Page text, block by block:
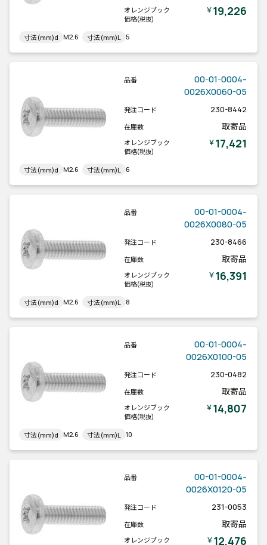
オレンジブック
価格(税抜)
￥19,226
寸法(mm)d M2.6 寸法(mm)L 5
品番
00-01-0004-
0026X0060-05
発注コード 230-8442
在庫数 取寄品
オレンジブック
価格(税抜)
￥17,421
寸法(mm)d M2.6 寸法(mm)L 6
品番
00-01-0004-
0026X0080-05
発注コード 230-8466
在庫数 取寄品
オレンジブック
価格(税抜)
￥16,391
寸法(mm)d M2.6 寸法(mm)L 8
品番
00-01-0004-
0026X0100-05
発注コード 230-0482
在庫数 取寄品
オレンジブック
価格(税抜)
￥14,807
寸法(mm)d M2.6 寸法(mm)L 10
品番
00-01-0004-
0026X0120-05
発注コード 231-0053
在庫数 取寄品
オレンジブック
￥12,476